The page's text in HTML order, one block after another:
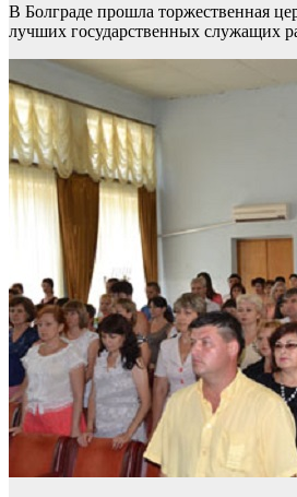
В Болграде прошла торжественная
лучших государственных служащих